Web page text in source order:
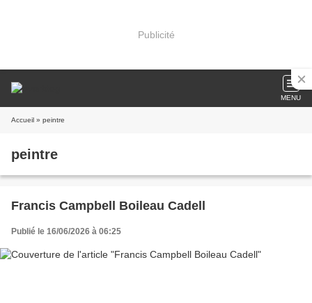
Publicité
MENU
Accueil » peintre
peintre
Francis Campbell Boileau Cadell
Publié le 16/06/2026 à 06:25